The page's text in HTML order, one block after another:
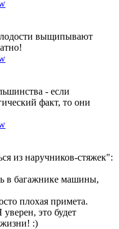
выщипывают
- если
факт, то они
из наручников-стяжек":
в багажнике машины,
плохая примета.
это будет
жизни! :)